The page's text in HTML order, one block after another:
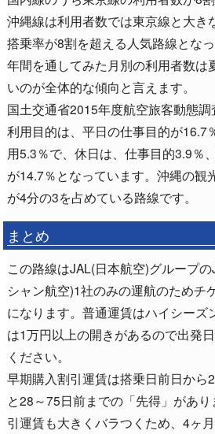
沖縄線は利用者数では東京線と大き
搭乗率が8割を超える人気路線となっ
年間を通してみた月別の利用者数は
いのが全体的な傾向と言えます。
国土交通省2015年度航空旅客動態
利用目的は、平日の仕事目的が16.7
用5.3％で、休日は、仕事目的3.9％
が14.7％となっています。沖縄の観
が4分の3を占めている路線です。
まとめ
この路線はJAL(日本航空)グループ
シャン航空)1社のみの運航のためチ
になります。普通運賃はハイシーズ
は1万円以上の開きがあるので出発
ください。
早期購入割引運賃は搭乗日前日から
と28～75日前までの「先得」があ
引運賃も大きくバラつくため、4ヶ